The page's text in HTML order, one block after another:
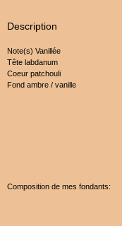
Description
Note(s) Vanillée
Tête labdanum
Coeur patchouli
Fond ambre / vanille
Composition de mes fondants: